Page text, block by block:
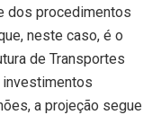
dos procedimentos
neste caso, é o
de Transportes
investimentos
a projeção segue